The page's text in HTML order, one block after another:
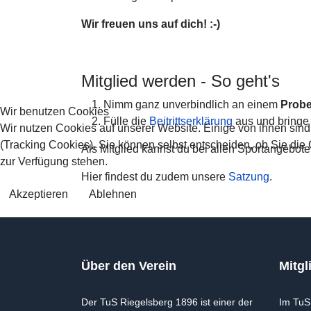
Wir freuen uns auf dich! :-)
Mitglied werden - So geht's
Nimm ganz unverbindlich an einem
Fülle die Beitrittserklärung aus und
Als Mitglied kannst du bei allen
Hier findest du zudem unsere Satzung.
Über den Verein
Der TuS Riegelsberg 1896 ist einer der
Im
Wir benutzen Cookies
Wir nutzen Cookies auf unserer Website. Einige von ihnen
(Tracking Cookies). Sie können selbst entscheiden, ob Sie
zur Verfügung stehen.
Akzeptieren
Ablehnen